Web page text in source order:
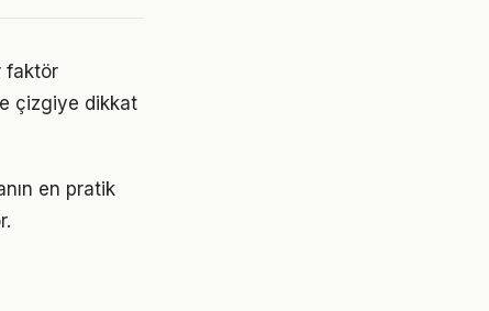
faktör
çizgiye dikkat
en pratik